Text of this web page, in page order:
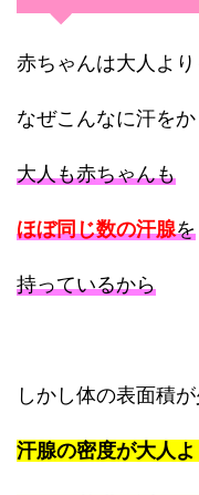
赤ちゃんは大人より
なぜこんなに汗を
大人も赤ちゃんも
ほぼ同じ数の汗腺を
持っているから
しかし体の表面積
汗腺の密度が大人よ